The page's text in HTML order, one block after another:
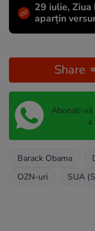
29 iulie, Ziua
aparțin
Share
Abonați-vă
a
Barack Obama
OZN-uri
SUA